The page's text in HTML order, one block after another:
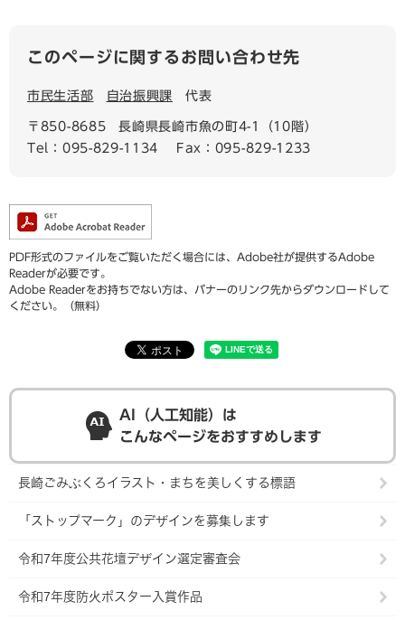
このページに関するお問い合わせ先
市民生活部 自治振興課 代表
〒850-8685
長崎県長崎市魚の町4-1（10階）
Tel：095-829-1134
Fax：095-829-1233
PDF形式のファイルをご覧いただく場合には、Adobe社が提供するAdobe
Readerが必要です。
Adobe Readerをお持ちでない方は、バナーのリンク先からダウンロードして
ください。（無料）
AI（人工知能）は
こんなページをおすすめします
長崎ごみぶくろイラスト・まちを美しくする標語
「ストップマーク」のデザインを募集します
令和7年度公共花壇デザイン選定審査会
令和7年度防火ポスター入賞作品